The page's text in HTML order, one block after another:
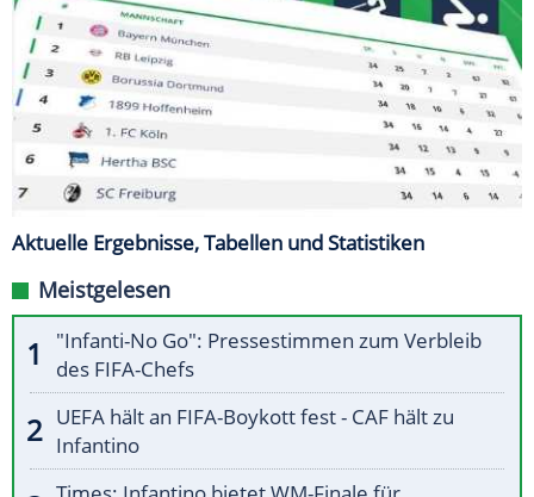
Aktuelle Ergebnisse, Tabellen und Statistiken
Meistgelesen
"Infanti-No Go": Pressestimmen zum Verbleib
des FIFA-Chefs
UEFA hält an FIFA-Boykott fest - CAF hält zu
Infantino